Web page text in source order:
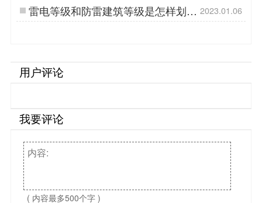
雷电等级和防雷建筑等级是怎样划分
的-你想知道的都在这里【易造防
2023.01.06
用户评论
我要评论
( 内容最多500个字 )